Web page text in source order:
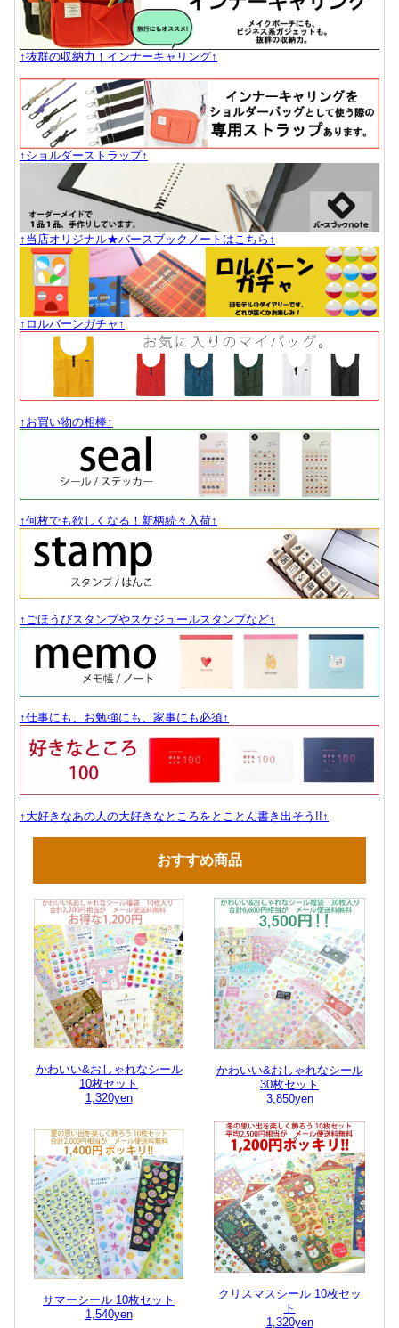
↑抜群の収納力！インナーキャリング↑
↑ショルダーストラップ↑
↑当店オリジナル★バースブックノートはこちら↑
↑ロルバーンガチャ↑
↑お買い物の相棒↑
↑何枚でも欲しくなる！新柄続々入荷↑
↑ごほうびスタンプやスケジュールスタンプなど↑
↑仕事にも、お勉強にも、家事にも必須↑
↑大好きなあの人の大好きなところをとことん書き出そう!!↑
おすすめ商品
かわいい&おしゃれなシール
10枚セット
1,320yen
かわいい&おしゃれなシール
30枚セット
3,850yen
サマーシール 10枚セット
1,540yen
クリスマスシール 10枚セッ
ト
1,320yen